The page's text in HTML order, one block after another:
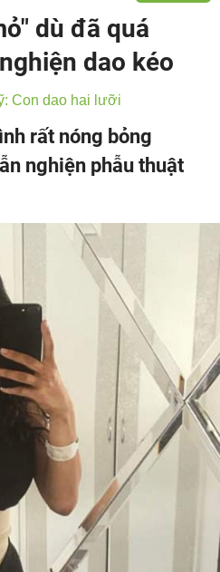
dù đã quá
dao kéo
Con dao hai lưỡi
rất nóng bỏng
nghiện phẫu thuật